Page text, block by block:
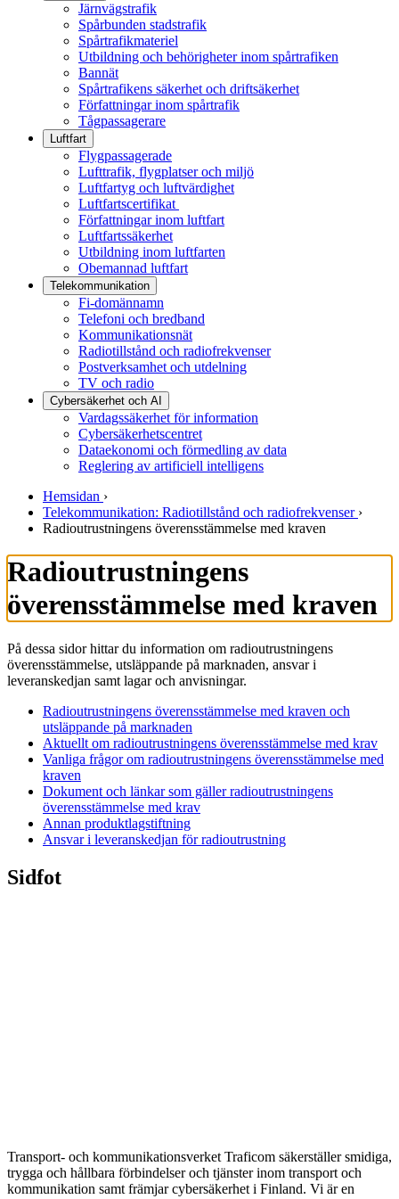
Järnvägstrafik
Spårbunden stadstrafik
Spårtrafikmateriel
Utbildning och behörigheter inom spårtrafiken
Bannät
Spårtrafikens säkerhet och driftsäkerhet
Författningar inom spårtrafik
Tågpassagerare
Luftfart
Flygpassagerade
Lufttrafik, flygplatser och miljö
Luftfartyg och luftvärdighet
Luftfartscertifikat
Författningar inom luftfart
Luftfartssäkerhet
Utbildning inom luftfarten
Obemannad luftfart
Telekommunikation
Fi-domännamn
Telefoni och bredband
Kommunikationsnät
Radiotillstånd och radiofrekvenser
Postverksamhet och utdelning
TV och radio
Cybersäkerhet och AI
Vardagssäkerhet för information
Cybersäkerhetscentret
Dataekonomi och förmedling av data
Reglering av artificiell intelligens
Hemsidan ›
Telekommunikation: Radiotillstånd och radiofrekvenser ›
Radioutrustningens överensstämmelse med kraven
Radioutrustningens
överensstämmelse med kraven
På dessa sidor hittar du information om radioutrustningens
överensstämmelse, utsläppande på marknaden, ansvar i
leveranskedjan samt lagar och anvisningar.
Radioutrustningens överensstämmelse med kraven och
utsläppande på marknaden
Aktuellt om radioutrustningens överensstämmelse med krav
Vanliga frågor om radioutrustningens överensstämmelse med
kraven
Dokument och länkar som gäller radioutrustningens
överensstämmelse med krav
Annan produktlagstiftning
Ansvar i leveranskedjan för radioutrustning
Sidfot
Transport- och kommunikationsverket Traficom säkerställer smidiga,
trygga och hållbara förbindelser och tjänster inom transport och
kommunikation samt främjar cybersäkerhet i Finland. Vi är en